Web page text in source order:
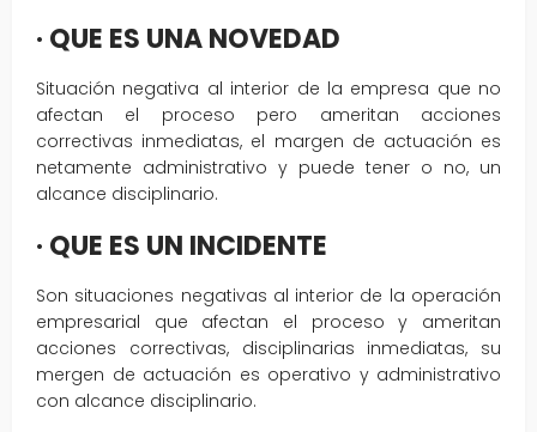
· QUE ES UNA NOVEDAD
Situación negativa al interior de la empresa que no
afectan el proceso pero ameritan acciones
correctivas inmediatas, el margen de actuación es
netamente administrativo y puede tener o no, un
alcance disciplinario.
· QUE ES UN INCIDENTE
Son situaciones negativas al interior de la operación
empresarial que afectan el proceso y ameritan
acciones correctivas, disciplinarias inmediatas, su
mergen de actuación es operativo y administrativo
con alcance disciplinario.